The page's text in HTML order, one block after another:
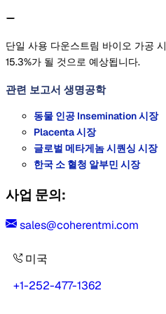
단일 사용 다운스트림 바이오 가공
15.3%가 될 것으로 예상됩니다.
관련 보고서 생명공학
동물 인공 Insemination 시장
Placenta 시장
글로벌 메타게놈 시퀀싱 시장
한국 소 혈청 알부민 시장
사업 문의:
sales@coherentmi.com
미국
+1-252-477-1362